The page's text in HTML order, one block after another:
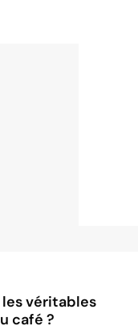
véritables
café ?